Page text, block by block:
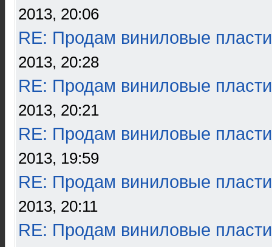
2013, 20:06
RE: Продам виниловые
2013, 20:28
RE: Продам виниловые
2013, 20:21
RE: Продам виниловые
2013, 19:59
RE: Продам виниловые
2013, 20:11
RE: Продам виниловые